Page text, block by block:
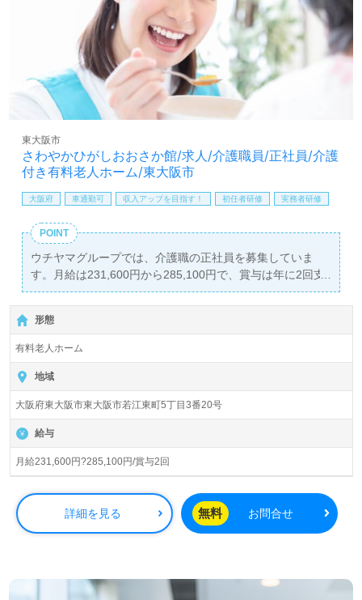
歓迎です。あなたの新たな一歩を、私たちと一緒に踏み出
しましょう！
さわやかひがしおおさか館/求人/介護職員/正社員/介護
付き有料老人ホーム/東大阪市
東大阪市
大阪府 車通勤可 収入アップを目指す！ 初任者研修 実務者研修
POINT
ウチヤマグループでは、介護職の正社員を募集していま
す。月給は231,600円から285,100円で、賞与は年に2回支
給されます。勤務地は『若江岩田駅』から徒歩20分の場所
にあり、車通勤も可能です。入居定員94名の『さわやかひ
がしおおさか館』では、全室個室を完備し、質の高い介護
サービスを提供しています。全国に120以上の施設を展開
し、3,000人以上の従業員が在籍する安定した企業で、職
場環境も良好です。
当施設では、入居者様一人ひとりの過去、現在、未来に寄
り添った介護支援を大切にしており、産学官連携による
様のニーズに応じた個別支援が可能となっています。幅広
い年代の職員が活躍しており、コミュニケーションが盛ん
で、明るい雰囲気の職場です。『ご利用者様に寄り添いた
い』『働きがいを感じながら仕事をしたい』という方にと
って、理想的な職場環境が整っています。
ている方も安心して応募できます。ウィルオブ介護では、
転職相談や求人紹介、年収交渉などを完全無料でサポート
形態
有料老人ホーム
地域
大阪府東大阪市東大阪市若江東町5丁目3番20号
給与
月給231,600円?285,100円/賞与2回
詳細を見る 無料 お問合せ